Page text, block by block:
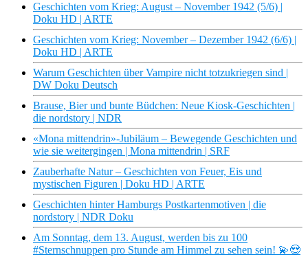
Geschichten vom Krieg: August – November 1942 (5/6) |
Doku HD | ARTE
Geschichten vom Krieg: November – Dezember 1942 (6/6) |
Doku HD | ARTE
Warum Geschichten über Vampire nicht totzukriegen sind |
DW Doku Deutsch
Brause, Bier und bunte Büdchen: Neue Kiosk-Geschichten |
die nordstory | NDR
«Mona mittendrin»-Jubiläum – Bewegende Geschichten und
wie sie weitergingen | Mona mittendrin | SRF
Zauberhafte Natur – Geschichten von Feuer, Eis und
mystischen Figuren | Doku HD | ARTE
Geschichten hinter Hamburgs Postkartenmotiven | die
nordstory | NDR Doku
Am Sonntag, dem 13. August, werden bis zu 100
#Sternschnuppen pro Stunde am Himmel zu sehen sein! 💫😍